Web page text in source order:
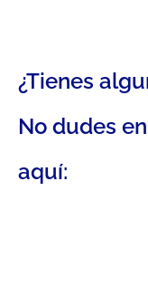
¿Tienes
No dudes
aquí: